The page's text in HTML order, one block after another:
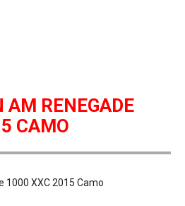
AM RENEGADE
CAMO
1000 XXC 2015 Camo